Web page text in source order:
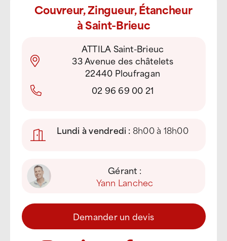
Couvreur, Zingueur, Étancheur
à Saint-Brieuc
ATTILA Saint-Brieuc
33 Avenue des châtelets
22440 Ploufragan
02 96 69 00 21
Lundi à vendredi : 8h00 à 18h00
Gérant :
Yann Lanchec
Demander un devis